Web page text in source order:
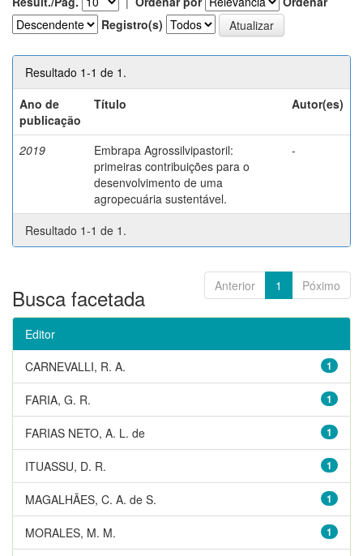
Registro(s)
Resultado 1-1 de 1.
Ano de
publicação
Título Autor(es)
2019
Embrapa Agrossilvipastoril:
primeiras contribuições para o
desenvolvimento de uma
agropecuária sustentável.
-
Resultado 1-1 de 1.
Anterior 1 Póximo
Busca facetada
Editor
1
CARNEVALLI, R. A.
1
FARIA, G. R.
1
FARIAS NETO, A. L. de
1
ITUASSU, D. R.
1
MAGALHÃES, C. A. de S.
1
MORALES, M. M.